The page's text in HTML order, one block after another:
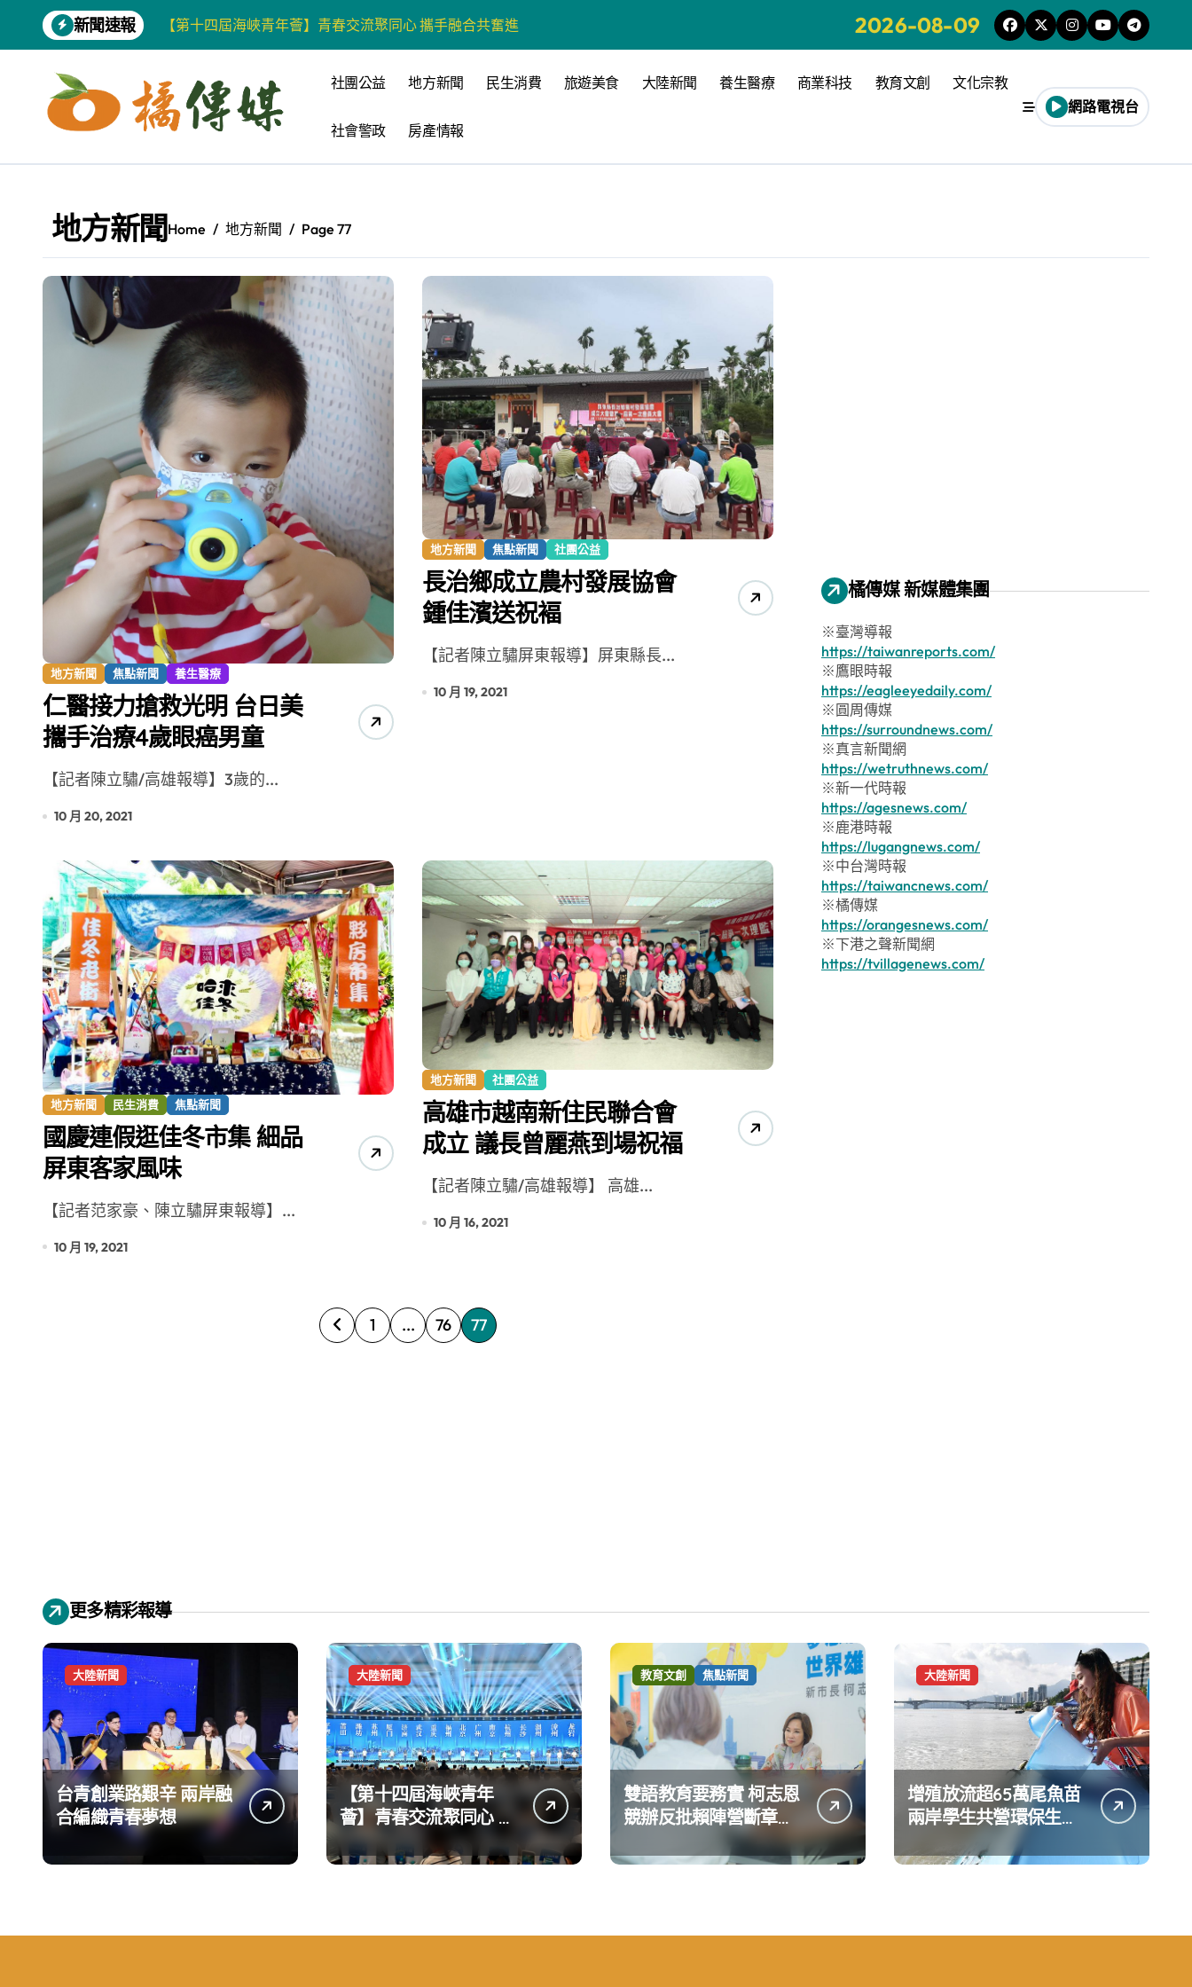
content
新聞速報
【第十四屆海峽青年薈】青春交流聚同心 攜手融合共奮進
增殖放流超65萬尾魚苗 兩岸學生共營環保生態環境
【第十四屆海峽青年薈】兩岸青年福州體驗水上運動
柯志恩競選網站正式上線 打造數位選戰新平台 公開五大亮點
藍綠市長參選人對無人載具條例互批 柯志恩：國民黨版才是「國防+產業」務實版
爭取原住民選票 柯志恩提原民5大政策 打造城鄉共好高雄
雅安 天府之肺裡的安逸密碼 一座被時光偏愛的巴適小城
港都文藝學會首辦蓮池潭文學營 支持高雄文學再出發
高科大機電系與日本愛媛大學跨校合作 並感謝世豐螺絲捐助獎學金
台青創業路艱辛 兩岸融合編織青春夢想
2026-08-09
社團公益 地方新聞 民生消費 旅遊美食 大陸新聞 養生醫療 商業科技 教育文創 文化宗教
社會警政 房產情報
網路電視台
地方新聞 Home 地方新聞 Page 77
地方新聞 焦點新聞 養生醫療
仁醫接力搶救光明 台日美
攜手治療4歲眼癌男童
【記者陳立驌/高雄報導】3歲的...
10 月 20, 2021
地方新聞 焦點新聞 社團公益
長治鄉成立農村發展協會
鍾佳濱送祝褔
【記者陳立驌屏東報導】屏東縣長...
10 月 19, 2021
地方新聞 民生消費 焦點新聞
國慶連假逛佳冬市集 細品
屏東客家風味
【記者范家豪、陳立驌屏東報導】...
10 月 19, 2021
地方新聞 社團公益
高雄市越南新住民聯合會
成立 議長曾麗燕到場祝福
【記者陳立驌/高雄報導】 高雄...
10 月 16, 2021
文
1 ... 76 77
橘傳媒 新媒體集團
※臺灣導報
https://taiwanreports.com/
※鷹眼時報
https://eagleeyedaily.com/
※圓周傳媒
https://surroundnews.com/
※真言新聞網
https://wetruthnews.com/
※新一代時報
https://agesnews.com/
※鹿港時報
https://lugangnews.com/
※中台灣時報
https://taiwancnews.com/
※橘傳媒
https://orangesnews.com/
※下港之聲新聞網
https://tvillagenews.com/
更多精彩報導
大陸新聞
台青創業路艱辛 兩岸融
合編織青春夢想
大陸新聞
【第十四屆海峽青年
薈】青春交流聚同心 攜
手融合共奮進
教育文創 焦點新聞
雙語教育要務實 柯志恩
競辦反批賴陣營斷章取
義 表達嚴正抗議
大陸新聞
增殖放流超65萬尾魚苗
兩岸學生共營環保生態